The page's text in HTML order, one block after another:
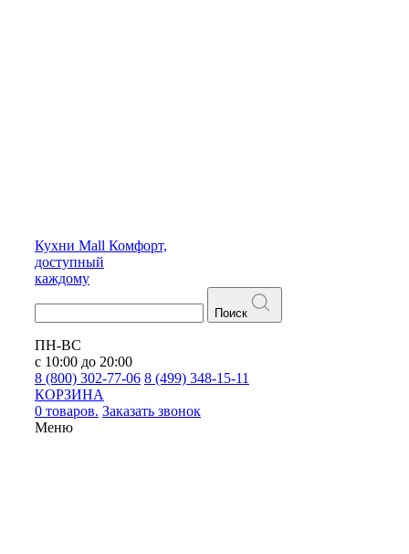
Кухни Mall Комфорт,
доступный
каждому
Поиск
ПН-ВС
с 10:00 до 20:00
8 (800) 302-77-06 8 (499) 348-15-11
КОРЗИНА
0 товаров. Заказать звонок
Меню